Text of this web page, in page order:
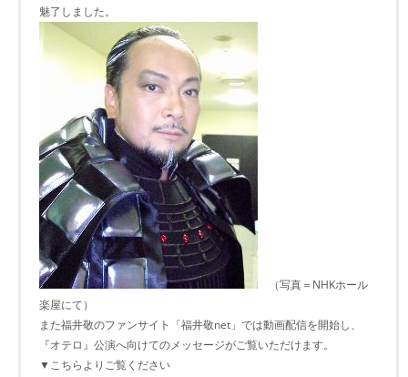
魅了しました。
（写真＝NHKホール
楽屋にて）
また福井敬のファンサイト「福井敬net」では動画配信を開始し、
『オテロ』公演へ向けてのメッセージがご覧いただけます。
▼こちらよりご覧ください